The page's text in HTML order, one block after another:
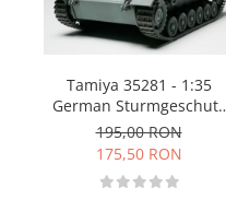
Dipping Inks
UV Resin
Pigmenti Glow In The Dark
Flexible Paint
Vopsele Metalice
Markere GSW
Vopsea spray
Tamiya 35281 - 1:35
German Sturmgeschutz
III Ausf. B
195,00 RON
175,50 RON